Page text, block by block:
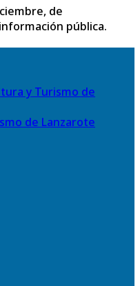
de
pública.
de Lanzarote